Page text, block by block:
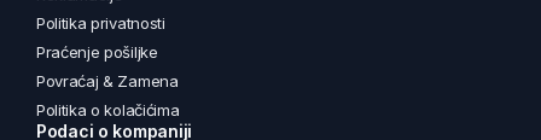
Politika privatnosti
Praćenje pošiljke
Povraćaj & Zamena
Politika o kolačićima
Podaci o kompaniji